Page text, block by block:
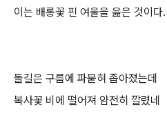
이는 배롱꽃 핀 여울을 읊은 것이다.
돌길은 구름에 파묻혀 좁아졌는데
복사꽃 비에 떨어져 얌전히 깔렸네